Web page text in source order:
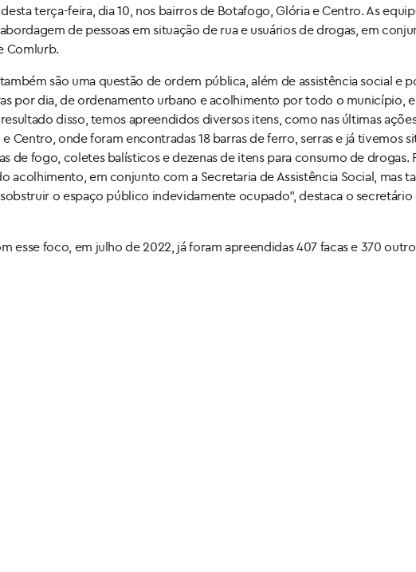
terça-feira, dia 10, nos bairros de Botafogo, Glória e Centro. As
de pessoas em situação de rua e usuários de drogas, em
Comlurb.
são uma questão de ordem pública, além de assistência social e
por dia, de ordenamento urbano e acolhimento por todo o município,
disso, temos apreendidos diversos itens, como nas últimas
Centro, onde foram encontradas 18 barras de ferro, serras e já tivemos
de fogo, coletes balísticos e dezenas de itens para consumo de drogas.
acolhimento, em conjunto com a Secretaria de Assistência Social, mas
o espaço público indevidamente ocupado”, destaca o
esse foco, em julho de 2022, já foram apreendidas 407 facas e 370